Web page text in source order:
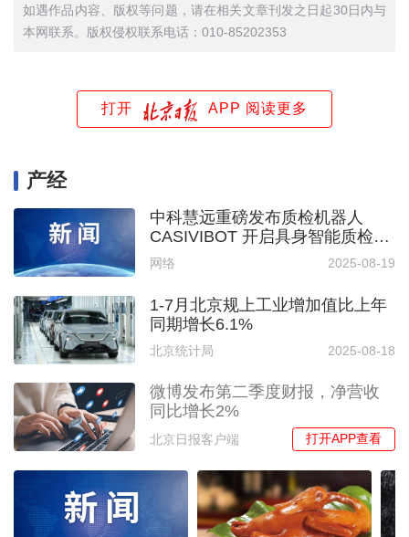
如遇作品内容、版权等问题，请在相关文章刊发之日起30日内与
本网联系。版权侵权联系电话：010-85202353
打开 APP 阅读更多
产经
中科慧远重磅发布质检机器人
CASIVIBOT 开启具身智能质检新
时代
网络 2025-08-19
1-7月北京规上工业增加值比上年
同期增长6.1%
北京统计局 2025-08-18
微博发布第二季度财报，净营收
同比增长2%
北京日报客户端 打开APP查看